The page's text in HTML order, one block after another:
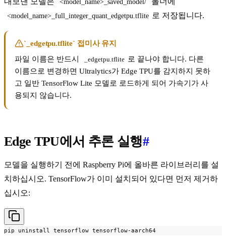
<model_name>_saved_model/
<model_name>_full_integer_quant_edgetpu.tflite 로 저장됩니다.
`_edgetpu.tflite` 접미사 유지
파일 이름은 반드시
_edgetpu.tflite 로 끝나야 합니다. 다른
이름으로 변경하면 Ultralytics가 Edge TPU를 감지하지 못하
고 일반 TensorFlow Lite 모델로 로드하게 되어 가속기가 사
용되지 않습니다.
Edge TPU에서 추론 실행#
모델을 실행하기 전에 Raspberry Pi에 올바른 라이브러리를 설
치하십시오. TensorFlow가 이미 설치되어 있다면 먼저 제거하
십시오:
pip uninstall tensorflow tensorflow-aarch64